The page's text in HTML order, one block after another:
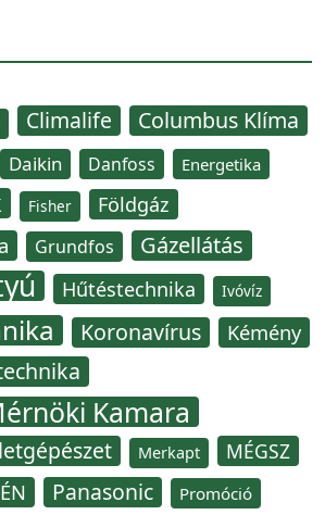
Climalife Columbus Klíma
Daikin Danfoss Energetika
Fisher Földgáz
Grundfos Gázellátás
Hűtéstechnika Ivóvíz
Koronavírus Kémény
Kamara
Merkapt MÉGSZ
Panasonic Promóció